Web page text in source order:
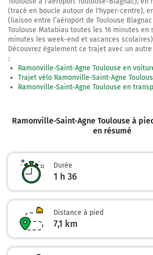
continuer sur 35 mètres
Continuer Place Roger Salengro
6,9 km
Continuer Rue Saint-Pantaléon
continuer sur 50 mètres
7,0 km
Tourner à droite sur Rue du
continuer sur 5 mètres
9h10
31000-31500
(tracé en boucle autour de l'hyper-centre),
(liaison entre l’aéroport de Toulouse
Toulouse Matabiau toutes les 16 minutes en
minutes les week-end et vacances
Découvrez également ce trajet avec un
:
Ramonville-Saint-Agne Toulouse en
Trajet vélo Ramonville-Saint-Agne
Ramonville-Saint-Agne Toulouse en
Ramonville-Saint-Agne Toulouse à
en résumé
Durée
1 h 36
Distance à pied
7,1 km